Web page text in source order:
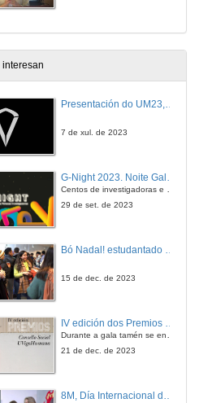
interesan
Presentación do UM23, o novo monopraza de UVigo Motorsport
7 de xul. de 2023
Centos de investigadoras e investigadores, decenas de actividades e sete cidades
29 de set. de 2023
Bó Nadal! estudantado internacional da Universidade de Vigo
15 de dec. de 2023
Durante a gala tamén se entregaron os galardóns aos mellores TFG e TFM en materia de Axenda 2030
21 de dec. de 2023
8M, Día Internacional da Muller. Premio Uviguala 2024